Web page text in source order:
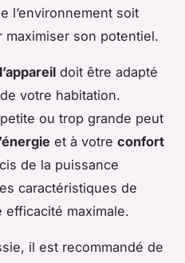
l’environnement soit
son potentiel.
doit être adapté
votre habitation.
ou trop grande peut
et à votre confort
de la puissance
caractéristiques de
efficacité maximale.
il est recommandé de